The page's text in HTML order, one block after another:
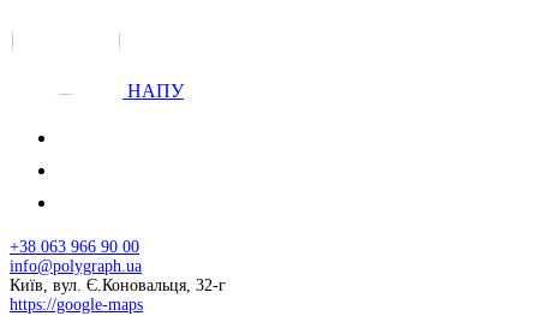
НАПУ
+38 063 966 90 00
info@polygraph.ua
Київ, вул. Є.Коновальця, 32-г
https://google-maps